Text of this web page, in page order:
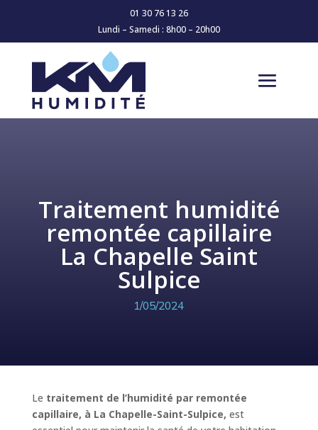
01 30 76 13 26
Lundi – Samedi : 8h00 – 20h00
Traitement humidité
remontée capillaire
La Chapelle Saint
Sulpice
1/05/2024
Le traitement de l’humidité par remontée
capillaire, à La Chapelle-Saint-Sulpice, est